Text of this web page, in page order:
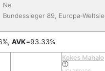
Ne
Bundessieger 89, Europa-
AVK=93.33%
Kokes Mahalo